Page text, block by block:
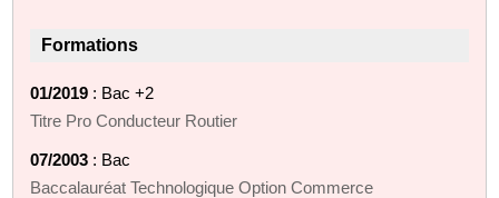
Formations
01/2019 : Bac +2
Titre Pro Conducteur Routier
07/2003 : Bac
Baccalauréat Technologique Option Commerce